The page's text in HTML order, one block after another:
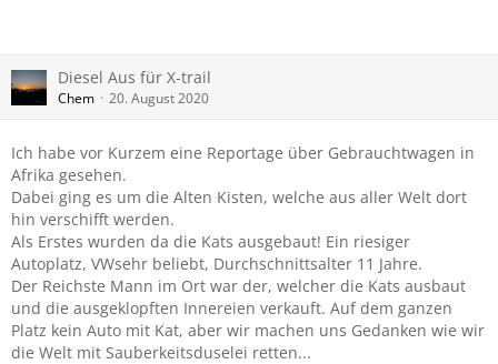
Diesel Aus für X-trail
Chem 20. August 2020
Ich habe vor Kurzem eine Reportage über Gebrauchtwagen in
Afrika gesehen.
Dabei ging es um die Alten Kisten, welche aus aller Welt dort
hin verschifft werden.
Als Erstes wurden da die Kats ausgebaut! Ein riesiger
Autoplatz, VWsehr beliebt, Durchschnittsalter 11 Jahre.
Der Reichste Mann im Ort war der, welcher die Kats ausbaut
und die ausgeklopften Innereien verkauft. Auf dem ganzen
Platz kein Auto mit Kat, aber wir machen uns Gedanken wie wir
die Welt mit Sauberkeitsduselei retten...